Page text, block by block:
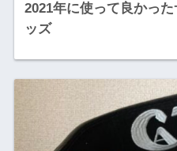
2021年に使って良かっ
ッズ